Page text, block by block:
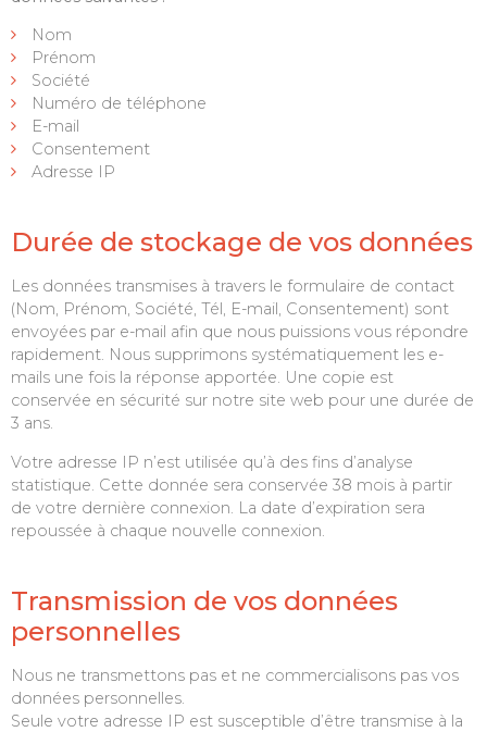
Nom
Prénom
Société
Numéro de téléphone
E-mail
Consentement
Adresse IP
Durée de stockage de vos données
Les données transmises à travers le formulaire de contact
(Nom, Prénom, Société, Tél, E-mail, Consentement) sont
envoyées par e-mail afin que nous puissions vous répondre
rapidement. Nous supprimons systématiquement les e-
mails une fois la réponse apportée. Une copie est
conservée en sécurité sur notre site web pour une durée de
3 ans.
Votre adresse IP n’est utilisée qu’à des fins d’analyse
statistique. Cette donnée sera conservée 38 mois à partir
de votre dernière connexion. La date d’expiration sera
repoussée à chaque nouvelle connexion.
Transmission de vos données
personnelles
Nous ne transmettons pas et ne commercialisons pas vos
données personnelles.
Seule votre adresse IP est susceptible d’être transmise à la